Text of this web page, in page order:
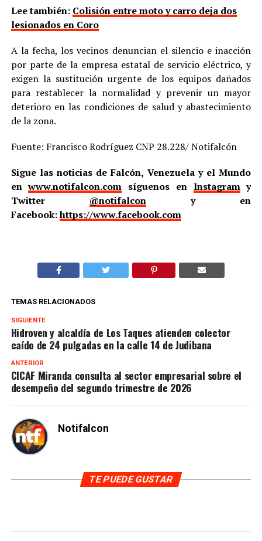
Lee también: Colisión entre moto y carro deja dos
lesionados en Coro
A la fecha, los vecinos denuncian el silencio e inacción
por parte de la empresa estatal de servicio eléctrico, y
exigen la sustitución urgente de los equipos dañados
para restablecer la normalidad y prevenir un mayor
deterioro en las condiciones de salud y abastecimiento
de la zona.
Fuente: Francisco Rodríguez CNP 28.228/ Notifalcón
Sigue las noticias de Falcón, Venezuela y el Mundo
enwww.notifalcon.com síguenos en Instagramy
Twitter @notifalcony en
Facebook:https://www.facebook.com
TEMAS RELACIONADOS
SIGUIENTE
Hidroven y alcaldía de Los Taques atienden colector
caído de 24 pulgadas en la calle 14 de Judibana
ANTERIOR
CICAF Miranda consulta al sector empresarial sobre el
desempeño del segundo trimestre de 2026
Notifalcon
TE PUEDE GUSTAR